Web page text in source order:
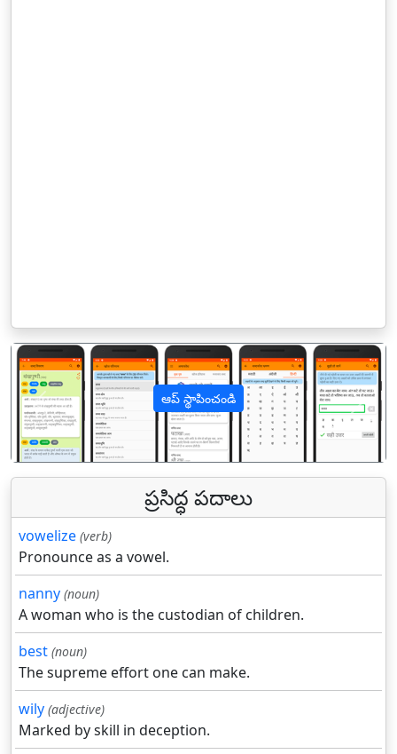
ఆప్ స్థాపించండి
पिछला
ప్రసిద్ధ పదాలు
vowelize (verb)
Pronounce as a vowel.
nanny (noun)
A woman who is the custodian of children.
best (noun)
The supreme effort one can make.
wily (adjective)
Marked by skill in deception.